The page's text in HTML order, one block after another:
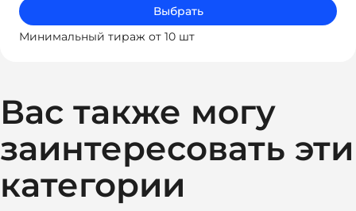
Выбрать
Минимальный тираж от 10 шт
Вас также могу
заинтересовать эти
категории